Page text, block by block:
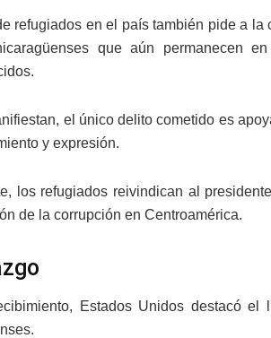
refugiados en el país también pide a
que aún permanecen
el único delito cometido es
y expresión.
los refugiados reivindican al
de la corrupción en Centroamérica.
Estados Unidos destacó